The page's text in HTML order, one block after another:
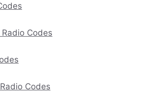
Codes
Codes